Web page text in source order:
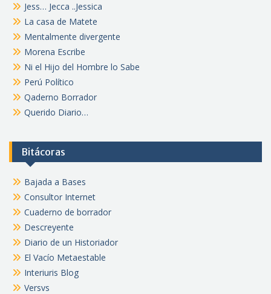
Jess… Jecca ..Jessica
La casa de Matete
Mentalmente divergente
Morena Escribe
Ni el Hijo del Hombre lo Sabe
Perú Político
Qaderno Borrador
Querido Diario…
Bitácoras
Bajada a Bases
Consultor Internet
Cuaderno de borrador
Descreyente
Diario de un Historiador
El Vacío Metaestable
Interiuris Blog
Versvs